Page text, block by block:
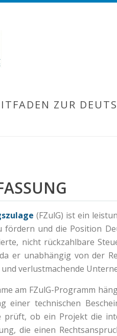
ZUR
(FZulG) ist ein
fördern und die Position
nicht rückzahlbare
er unabhängig von der
verlustmachende
am FZulG-Programm
einer technischen
prüft, ob ein Projekt die
die einen